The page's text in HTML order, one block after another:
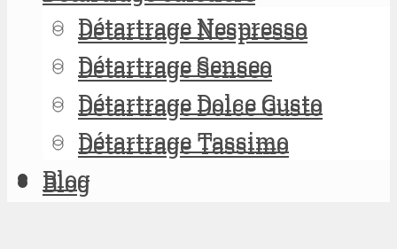
Détartrage Nespresso
Détartrage Senseo
Détartrage Dolce Gusto
Détartrage Tassimo
Blog
Détartrage Nespresso
Détartrage Senseo
Détartrage Dolce Gusto
Détartrage Tassimo
Blog